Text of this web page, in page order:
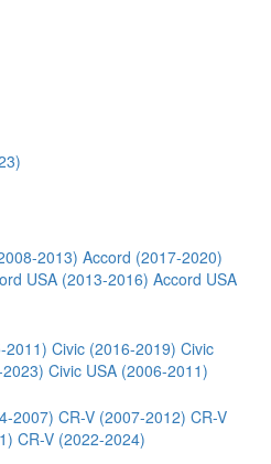
2013) Accord (2017-2020)
USA (2013-2016) Accord USA
2011) Civic (2016-2019) Civic
Civic USA (2006-2011)
2007) CR-V (2007-2012) CR-V
CR-V (2022-2024)